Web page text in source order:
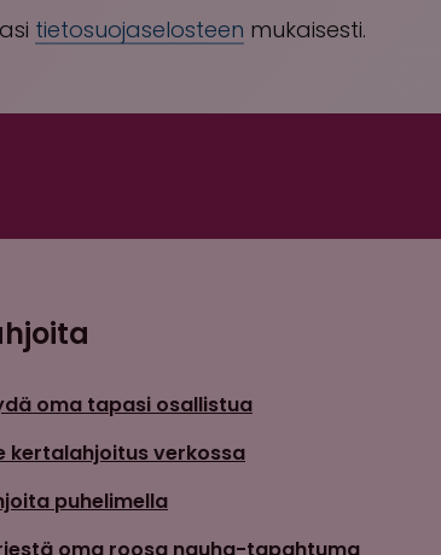
tietosuojaselosteen mukaisesti.
oma tapasi osallistua
kertalahjoitus verkossa
puhelimella